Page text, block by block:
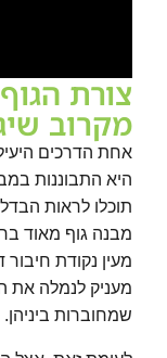
צורת
מקרוב
אחת הדרכים
היא התבוננות
תוכלו לראות
מבנה גוף מאוד
מעין נקודת
מעניק לנמלה את
שמחוברות ביניהן.